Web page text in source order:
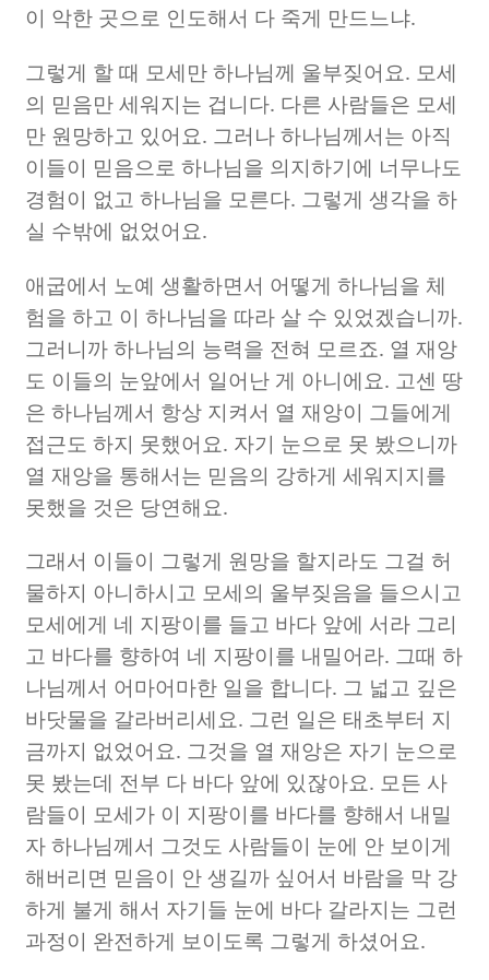
이 악한 곳으로 인도해서 다 죽게 만드느냐.
그렇게 할 때 모세만 하나님께 울부짖어요. 모세
의 믿음만 세워지는 겁니다. 다른 사람들은 모세
만 원망하고 있어요. 그러나 하나님께서는 아직
이들이 믿음으로 하나님을 의지하기에 너무나도
경험이 없고 하나님을 모른다. 그렇게 생각을 하
실 수밖에 없었어요.
애굽에서 노예 생활하면서 어떻게 하나님을 체
험을 하고 이 하나님을 따라 살 수 있었겠습니까.
그러니까 하나님의 능력을 전혀 모르죠. 열 재앙
도 이들의 눈앞에서 일어난 게 아니에요. 고센 땅
은 하나님께서 항상 지켜서 열 재앙이 그들에게
접근도 하지 못했어요. 자기 눈으로 못 봤으니까
열 재앙을 통해서는 믿음의 강하게 세워지지를
못했을 것은 당연해요.
그래서 이들이 그렇게 원망을 할지라도 그걸 허
물하지 아니하시고 모세의 울부짖음을 들으시고
모세에게 네 지팡이를 들고 바다 앞에 서라 그리
고 바다를 향하여 네 지팡이를 내밀어라. 그때 하
나님께서 어마어마한 일을 합니다. 그 넓고 깊은
바닷물을 갈라버리세요. 그런 일은 태초부터 지
금까지 없었어요. 그것을 열 재앙은 자기 눈으로
못 봤는데 전부 다 바다 앞에 있잖아요. 모든 사
람들이 모세가 이 지팡이를 바다를 향해서 내밀
자 하나님께서 그것도 사람들이 눈에 안 보이게
해버리면 믿음이 안 생길까 싶어서 바람을 막 강
하게 불게 해서 자기들 눈에 바다 갈라지는 그런
과정이 완전하게 보이도록 그렇게 하셨어요.